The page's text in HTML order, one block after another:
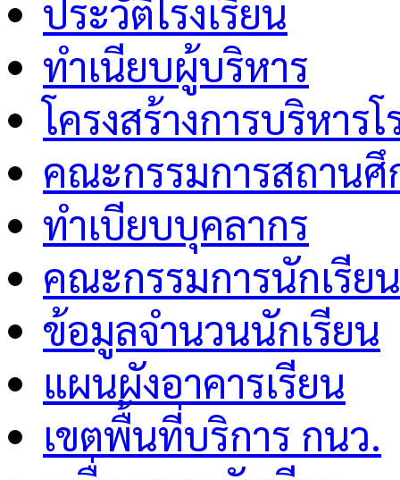
ประวัติโรงเรียน
ทำเนียบผู้บริหาร
โครงสร้างการบริหารโ
คณะกรรมการสถาน
ทำเบียบบุคลากร
คณะกรรมการนักเรียน
ข้อมูลจำนวนนักเรียน
แผนผังอาคารเรียน
เขตพื้นที่บริการ กนว.